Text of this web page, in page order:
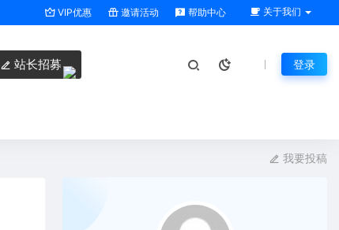
VIP优惠 邀请活动 帮助中心 关于我们
站长招募 登录
我要投稿